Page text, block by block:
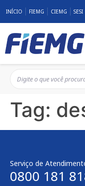
INÍCIO FIEMG CIEMG SESI
Tag:
Serviço de
0800 181